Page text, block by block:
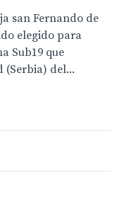
san Fernando de
elegido para
Sub19 que
(Serbia) del...